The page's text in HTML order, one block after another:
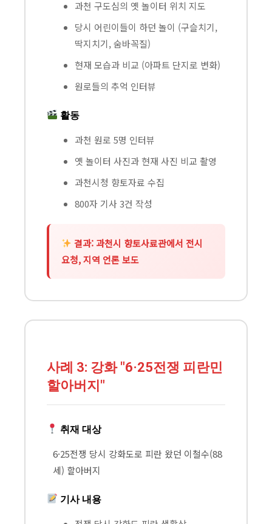
과천 구도심의 옛 놀이터 위치 지도
당시 어린이들이 하던 놀이 (구슬치기,
딱지치기, 숨바꼭질)
현재 모습과 비교 (아파트 단지로 변화)
원로들의 추억 인터뷰
활동
과천 원로 5명 인터뷰
옛 놀이터 사진과 현재 사진 비교 촬영
과천시청 향토자료 수집
800자 기사 3건 작성
결과: 과천시 향토사료관에서 전시
요청, 지역 언론 보도
사례 3: 강화 "6·25전쟁 피란민
할아버지"
취재 대상
6·25전쟁 당시 강화도로 피란 왔던 이철수(88
세) 할아버지
기사 내용